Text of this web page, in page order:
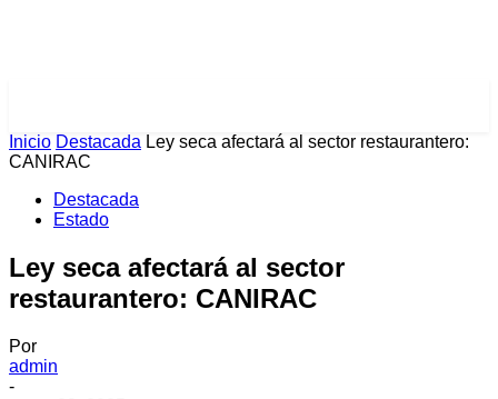
Inicio Destacada Ley seca afectará al sector restaurantero:
CANIRAC
Destacada
Estado
Ley seca afectará al sector
restaurantero: CANIRAC
Por
admin
-